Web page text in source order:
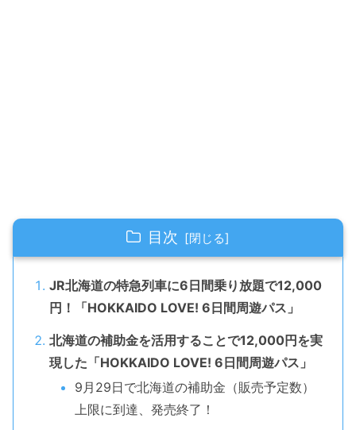
目次
JR北海道の特急列車に6日間乗り放題で12,000
円！「HOKKAIDO LOVE! 6日間周遊パス」
北海道の補助金を活用することで12,000円を実
現した「HOKKAIDO LOVE! 6日間周遊パス」
9月29日で北海道の補助金（販売予定数）
上限に到達、発売終了！